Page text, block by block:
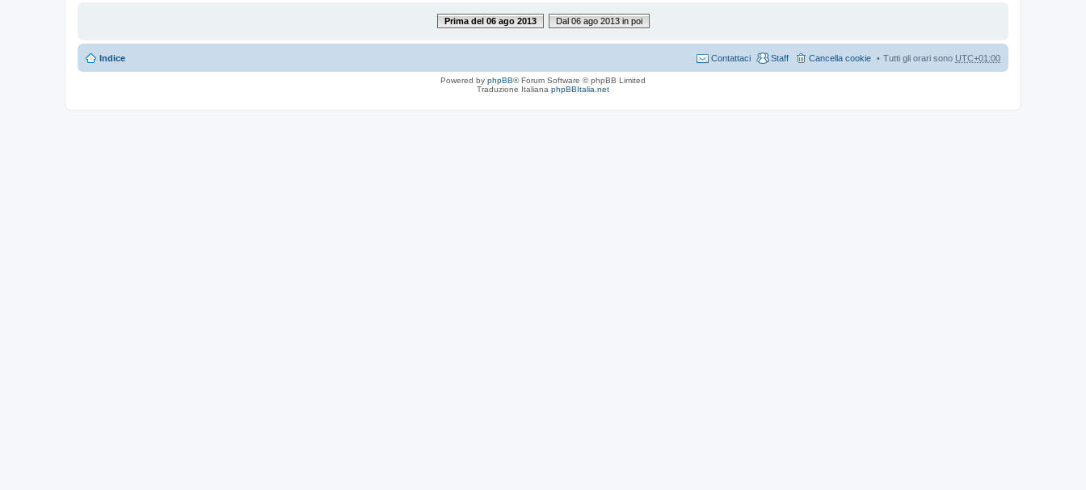
Prima del 06 ago 2013 Dal 06 ago 2013 in poi
Indice Tutti gli orari sono UTC+01:00
Cancella cookie
Staff
Contattaci
Powered by phpBB® Forum Software © phpBB Limited
Traduzione Italiana phpBBItalia.net